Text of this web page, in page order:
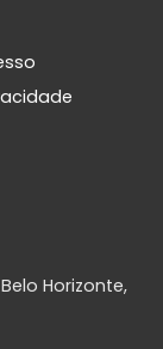
Horizonte,